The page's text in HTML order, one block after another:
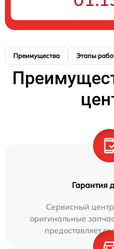
Преимущества Этапы
Гарантия
Сервисный
оригинальные
предоставляет